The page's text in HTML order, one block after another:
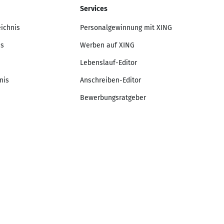
Services
Personalgewinnung mit XING
Werben auf XING
Lebenslauf-Editor
Anschreiben-Editor
Bewerbungsratgeber